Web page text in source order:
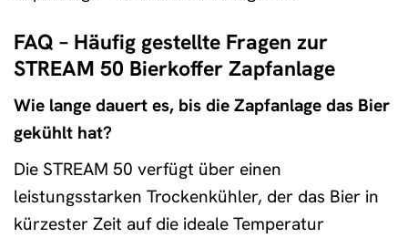
FAQ – Häufig gestellte Fragen zur
STREAM 50 Bierkoffer Zapfanlage
Wie lange dauert es, bis die Zapfanlage das Bier
gekühlt hat?
Die STREAM 50 verfügt über einen
leistungsstarken Trockenkühler, der das Bier in
kürzester Zeit auf die ideale Temperatur